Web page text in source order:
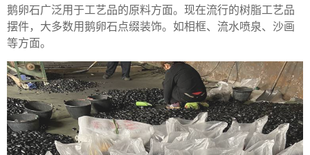
鹅卵石广泛用于工艺品的原料方面。现在流行的树脂工艺品
摆件，大多数用鹅卵石点缀装饰。如相框、流水喷泉、沙画
等方面。